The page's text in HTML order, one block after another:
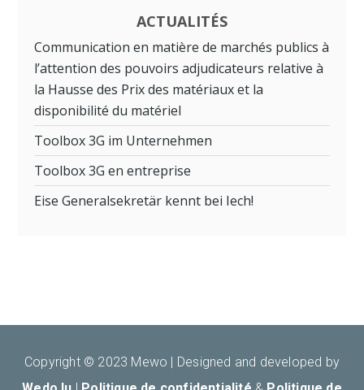
ACTUALITÉS
Communication en matière de marchés publics à
l’attention des pouvoirs adjudicateurs relative à
la Hausse des Prix des matériaux et la
disponibilité du matériel
Toolbox 3G im Unternehmen
Toolbox 3G en entreprise
Eise Generalsekretär kennt bei Iech!
Copyright © 2023 Mewo | Designed and developed by